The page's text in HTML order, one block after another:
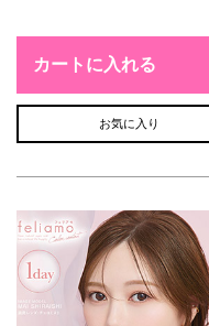
カートに入れる
お気に入り